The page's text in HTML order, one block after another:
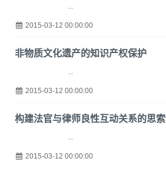
...
2015-03-12 00:00:00
非物质文化遗产的知识产权保护
...
2015-03-12 00:00:00
构建法官与律师良性互动关系的思索
...
2015-03-12 00:00:00